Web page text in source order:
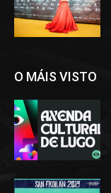
O MÁIS VISTO